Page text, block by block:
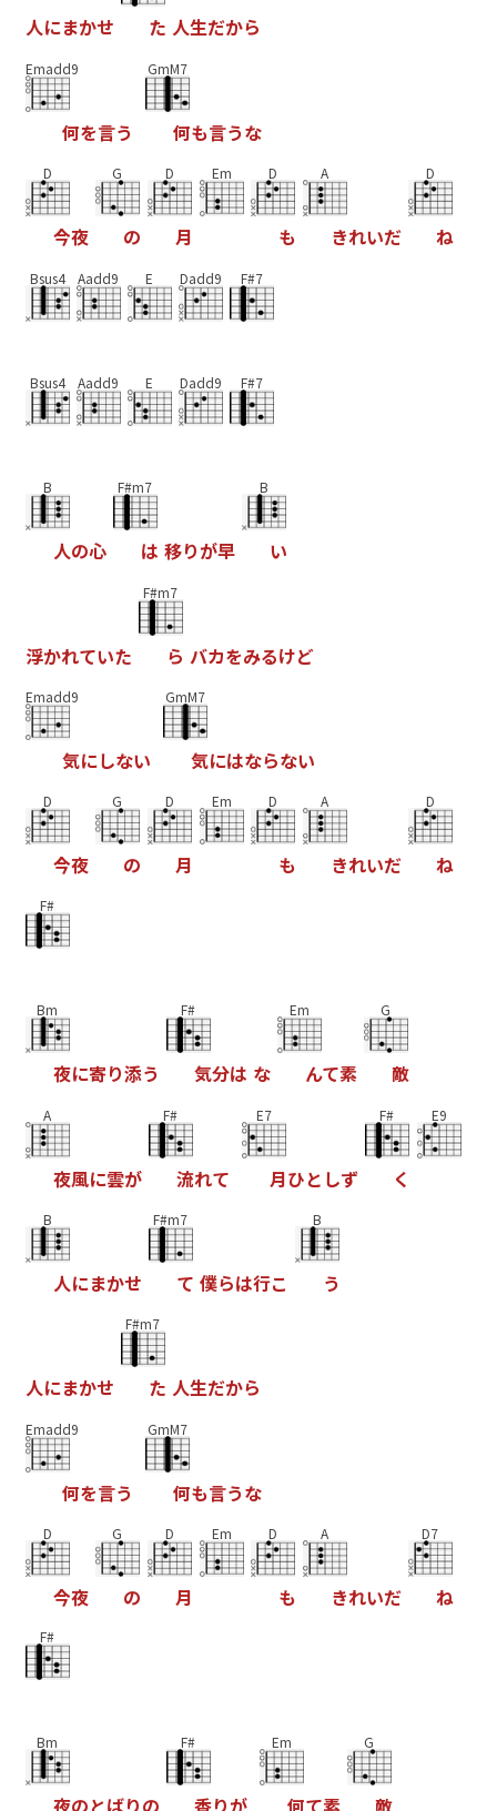
人にまかせ た 人生だから
Emadd9
何を言う
GmM7
何も言うな
D
今夜
G
の
D
月
Em D
も
A
きれいだ
D
ね
Bsus4 Aadd9 E Dadd9 F#7
Bsus4 Aadd9 E Dadd9 F#7
B
人の心
F#m7
は 移りが早
B
い
浮かれていた
F#m7
ら バカをみるけど
Emadd9
気にしない
GmM7
気にはならない
D
今夜
G
の
D
月
Em D
も
A
きれいだ
D
ね
F#
Bm
夜に寄り添う
F#
気分は な
Em
んて素
G
敵
A
夜風に雲が
F#
流れて
E7
月ひと しず
F#
く
E9
B
人にまかせ
F#m7
て 僕らは行こ
B
う
人にまかせ
F#m7
た 人生だから
Emadd9
何を言う
GmM7
何も言うな
D
今夜
G
の
D
月
Em D
も
A
きれいだ
D7
ね
F#
Bm
夜のとばりの
F#
香りが
Em
何て素
G
敵